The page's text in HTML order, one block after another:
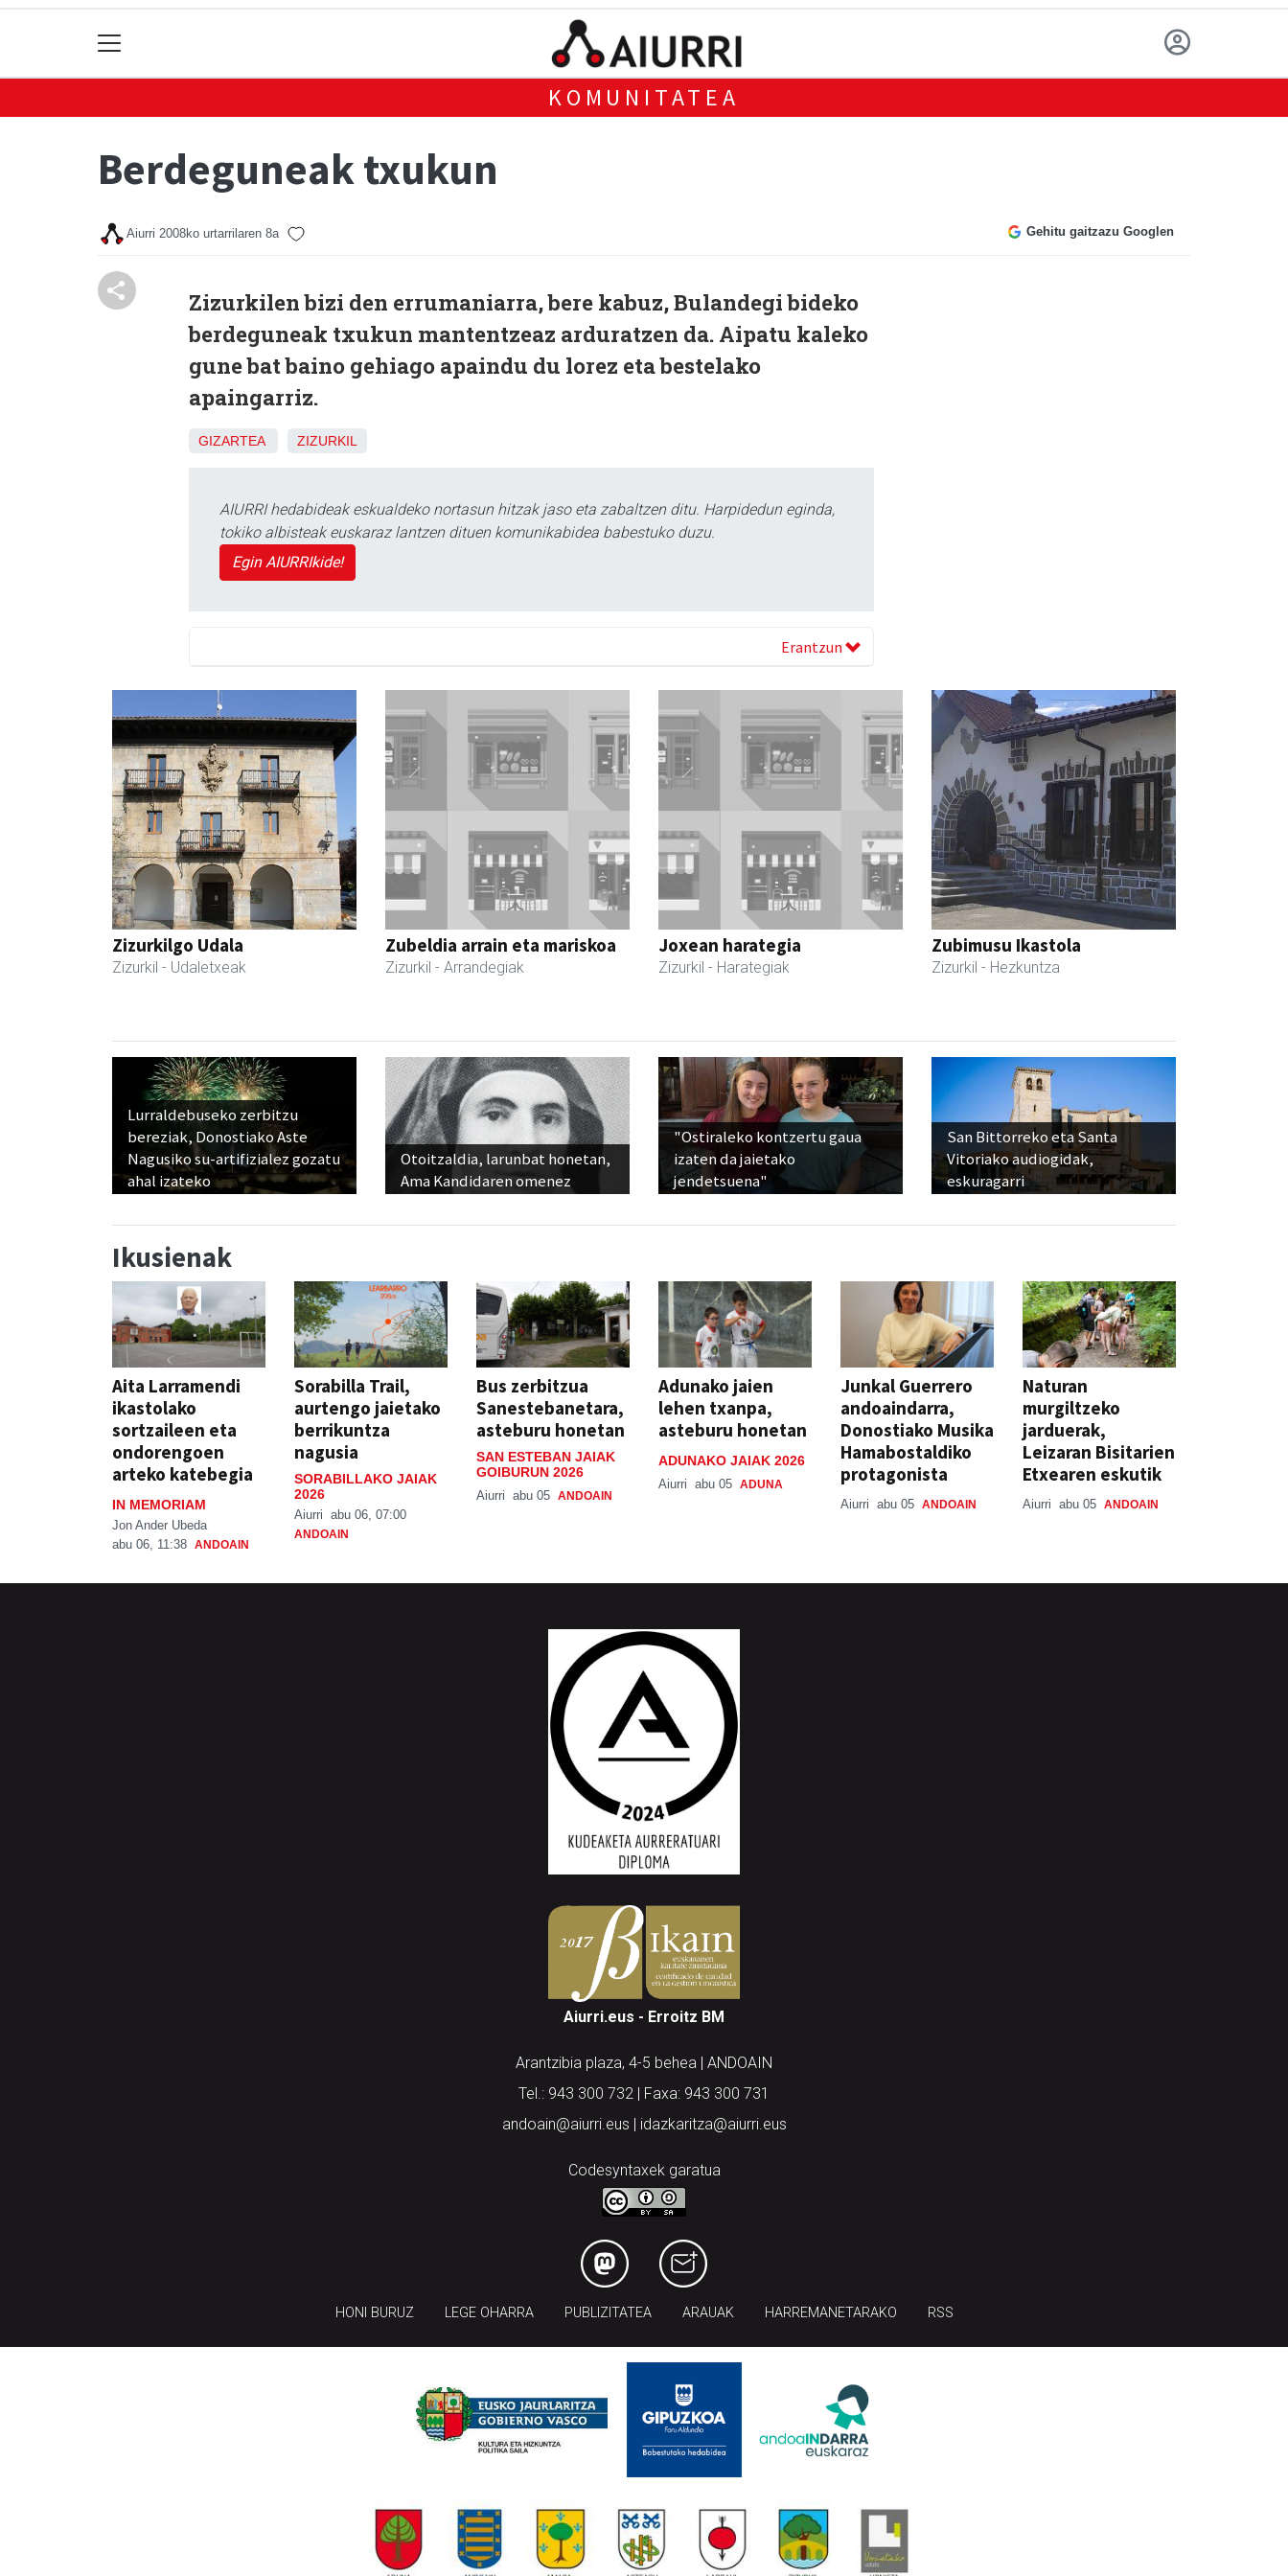
KOMUNITATEA
Berdeguneak txukun
Aiurri 2008ko urtarrilaren 8a Gehitu gaitzazu Googlen
Zizurkilen bizi den errumaniarra, bere kabuz, Bulandegi bideko
berdeguneak txukun mantentzeaz arduratzen da. Aipatu kaleko
gune bat baino gehiago apaindu du lorez eta bestelako
apaingarriz.
GIZARTEA ZIZURKIL
AIURRI hedabideak eskualdeko nortasun hitzak jaso eta zabaltzen ditu. Harpidedun eginda,
tokiko albisteak euskaraz lantzen dituen komunikabidea babestuko duzu.
Egin AIURRIkide!
Erantzun
Zizurkilgo Udala
Zizurkil - Udaletxeak
Zubeldia arrain eta mariskoa
Zizurkil - Arrandegiak
Joxean harategia
Zizurkil - Harategiak
Zubimusu Ikastola
Zizurkil - Hezkuntza
Lurraldebuseko zerbitzu
bereziak, Donostiako Aste
Nagusiko su-artifizialez gozatu
ahal izateko
Otoitzaldia, larunbat honetan,
Ama Kandidaren omenez
"Ostiraleko kontzertu gaua
izaten da jaietako
jendetsuena"
San Bittorreko eta Santa
Vitoriako audiogidak,
eskuragarri
Ikusienak
Aita Larramendi
ikastolako
sortzaileen eta
ondorengoen
arteko katebegia
IN MEMORIAM
Jon Ander Ubeda
abu 06, 11:38 ANDOAIN
Sorabilla Trail,
aurtengo jaietako
berrikuntza
nagusia
SORABILLAKO JAIAK
2026
Aiurri abu 06, 07:00
ANDOAIN
Bus zerbitzua
Sanestebanetara,
asteburu honetan
SAN ESTEBAN JAIAK
GOIBURUN 2026
Aiurri abu 05 ANDOAIN
Adunako jaien
lehen txanpa,
asteburu honetan
ADUNAKO JAIAK 2026
Aiurri abu 05 ADUNA
Junkal Guerrero
andoaindarra,
Donostiako Musika
Hamabostaldiko
protagonista
Aiurri abu 05 ANDOAIN
Naturan
murgiltzeko
jarduerak,
Leizaran Bisitarien
Etxearen eskutik
Aiurri abu 05 ANDOAIN
Aiurri.eus - Erroitz BM
Arantzibia plaza, 4-5 behea | ANDOAIN
Tel.: 943 300 732 | Faxa: 943 300 731
andoain@aiurri.eus | idazkaritza@aiurri.eus
Codesyntaxek garatua
HONI BURUZ LEGE OHARRA PUBLIZITATEA ARAUAK HARREMANETARAKO RSS